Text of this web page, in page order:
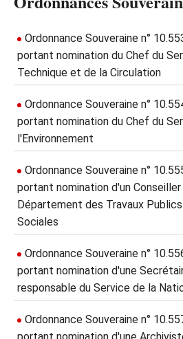
Ordonnance Souveraine n°
portant nomination du Chef du
Technique et de la Circulation
Ordonnance Souveraine n°
portant nomination du Chef du
l'Environnement
Ordonnance Souveraine n°
portant nomination d'un
Département des Travaux
Sociales
Ordonnance Souveraine n°
portant nomination d'une
responsable du Service de la
Ordonnance Souveraine n°